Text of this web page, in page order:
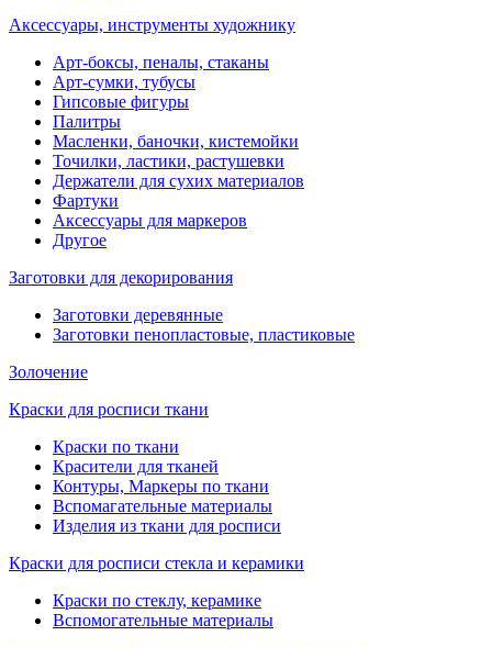
Аксессуары, инструменты художнику
Арт-боксы, пеналы, стаканы
Арт-сумки, тубусы
Гипсовые фигуры
Палитры
Масленки, баночки, кистемойки
Точилки, ластики, растушевки
Держатели для сухих материалов
Фартуки
Аксессуары для маркеров
Другое
Заготовки для декорирования
Заготовки деревянные
Заготовки пенопластовые, пластиковые
Золочение
Краски для росписи ткани
Краски по ткани
Красители для тканей
Контуры, Маркеры по ткани
Вспомагательные материалы
Изделия из ткани для росписи
Краски для росписи стекла и керамики
Краски по стеклу, керамике
Вспомогательные материалы